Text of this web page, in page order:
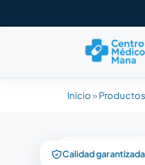
Inicio»
Calidad garantizada